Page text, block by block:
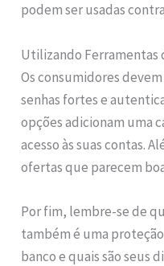
podem ser usadas
Utilizando Ferramentas
Os consumidores
senhas fortes e
opções adicionam uma
acesso às suas contas.
ofertas que parecem
Por fim, lembre-se de
também é uma
banco e quais são seus